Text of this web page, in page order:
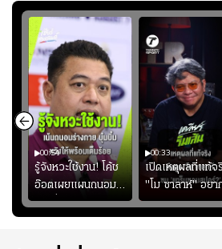
00:54
รู้จังหวะใช้งาน! โค้ช
อ๊อตเผยแผนถนอม
“บุ๋มบิ๋ม” เพื่อรักษา
ร่างกายให้พร้อมที่สุด
00:33
เปิดเหตุผลที่แท้จ
"โม ซาลาห์" อยา
ย้ายซบ "แทร็บซ
ปอร์"